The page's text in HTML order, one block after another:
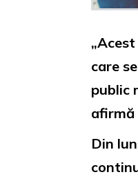
care
public
afirmă
Din